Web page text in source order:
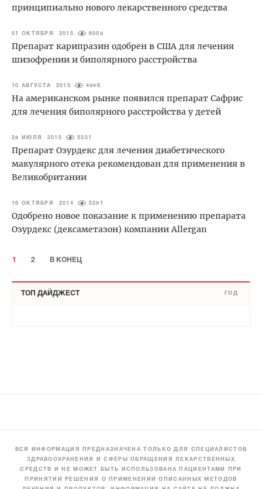
принципиально нового лекарственного средства
01 ОКТЯБРЯ 2015 6008
Препарат карипразин одобрен в США для лечения
шизофрении и биполярного расстройства
10 АВГУСТА 2015 4996
На американском рынке появился препарат Сафрис
для лечения биполярного расстройства у детей
28 ИЮЛЯ 2015 5351
Препарат Озурдекс для лечения диабетического
макулярного отека рекомендован для применения в
Великобритании
16 ОКТЯБРЯ 2014 5291
Одобрено новое показание к применению препарата
Озурдекс (дексаметазон) компании Allergan
1 2 В КОНЕЦ
ТОП ДАЙДЖЕСТ ГОД
ВСЯ ИНФОРМАЦИЯ ПРЕДНАЗНАЧЕНА ТОЛЬКО ДЛЯ СПЕЦИАЛИСТОВ
ЗДРАВООХРАНЕНИЯ И СФЕРЫ ОБРАЩЕНИЯ ЛЕКАРСТВЕННЫХ
СРЕДСТВ И НЕ МОЖЕТ БЫТЬ ИСПОЛЬЗОВАНА ПАЦИЕНТАМИ ПРИ
ПРИНЯТИИ РЕШЕНИЯ О ПРИМЕНЕНИИ ОПИСАННЫХ МЕТОДОВ